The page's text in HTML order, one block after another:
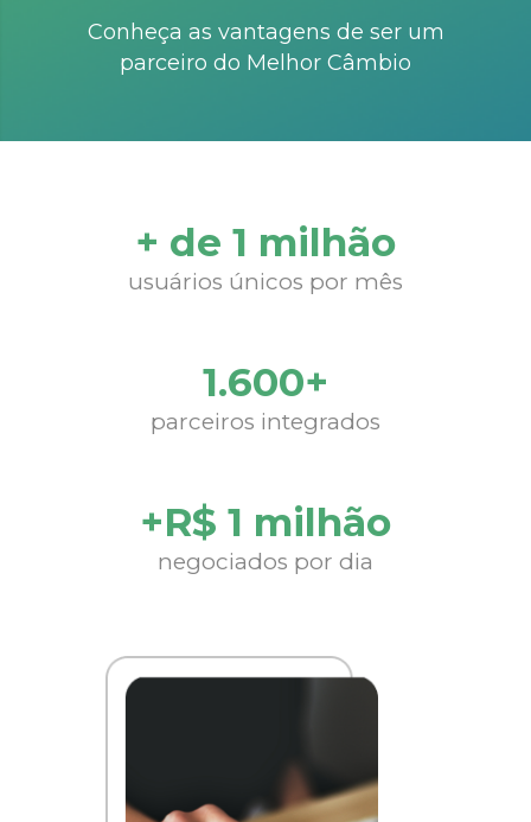
Conheça as vantagens de ser um
parceiro do Melhor Câmbio
+ de 1 milhão
usuários únicos por mês
1.600+
parceiros integrados
+R$ 1 milhão
negociados por dia